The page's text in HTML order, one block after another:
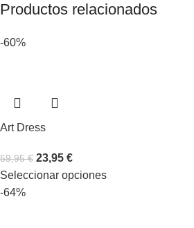
Productos relacionados
-60%
Art Dress
59,95€ 23,95 €
Seleccionar opciones
-64%